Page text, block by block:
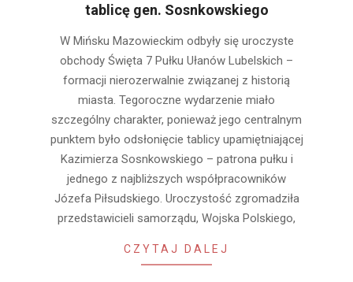
tablicę gen. Sosnkowskiego
03-W Mińsku Mazowieckim odbyły się uroczyste
obchody Święta 7 Pułku Ułanów Lubelskich –
formacji nierozerwalnie związanej z historią
miasta. Tegoroczne wydarzenie miało
szczególny charakter, ponieważ jego centralnym
punktem było odsłonięcie tablicy upamiętniającej
Kazimierza Sosnkowskiego – patrona pułku i
jednego z najbliższych współpracowników
Józefa Piłsudskiego. Uroczystość zgromadziła
przedstawicieli samorządu, Wojska Polskiego,
CZYTAJ DALEJ